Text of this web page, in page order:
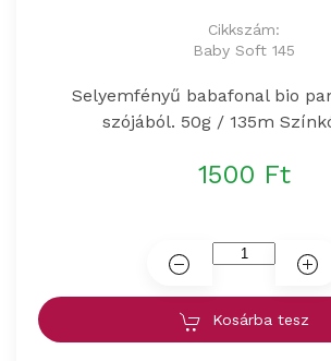
Cikkszám:
Baby Soft 145
Selyemfényű babafonal bio
szójából. 50g / 135m
1500 Ft
Kosárba tesz